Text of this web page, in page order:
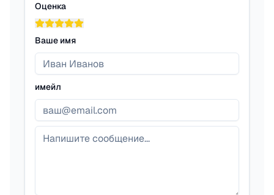
Оценка
Ваше имя
имейл